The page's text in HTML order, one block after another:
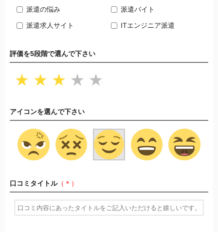
派遣の悩み 派遣バイト
派遣求人サイト ITエンジニア派遣
評価を5段階で選んで下さい
★ ★ ★ ★ ★
アイコンを選んで下さい
口コミタイトル（＊）